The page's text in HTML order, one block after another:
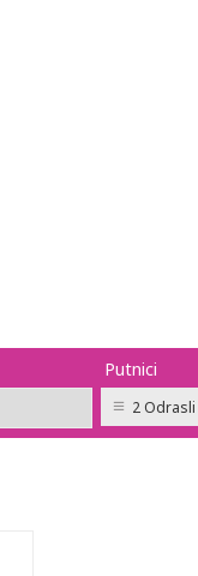
Putnici
2 Odrasli